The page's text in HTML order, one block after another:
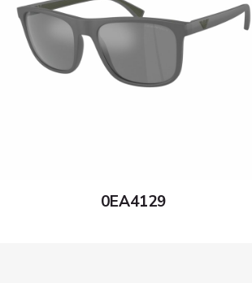
0EA4129